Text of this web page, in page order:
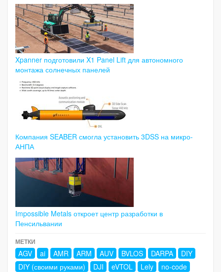
Xpanner подготовили X1 Panel Lift для автономного
монтажа солнечных панелей
Компания SEABER смогла установить 3DSS на микро-
АНПА
Impossible Metals откроет центр разработки в
Пенсильвании
МЕТКИ
AGV ai AMR ARM AUV BVLOS DARPA
DIY
DIY (своими руками)
DJI eVTOL Lely
no-code